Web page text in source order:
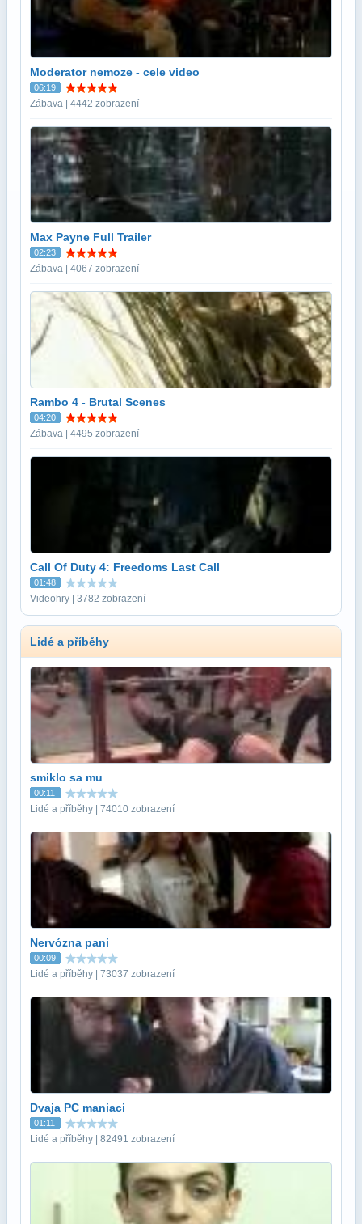
Moderator nemoze - cele video
06:19
Zábava | 4442 zobrazení
Max Payne Full Trailer
02:23
Zábava | 4067 zobrazení
Rambo 4 - Brutal Scenes
04:20
Zábava | 4495 zobrazení
Call Of Duty 4: Freedoms Last Call
01:48
Videohry | 3782 zobrazení
Lidé a příběhy
smiklo sa mu
00:11
Lidé a příběhy | 74010 zobrazení
Nervózna pani
00:09
Lidé a příběhy | 73037 zobrazení
Dvaja PC maniaci
01:11
Lidé a příběhy | 82491 zobrazení